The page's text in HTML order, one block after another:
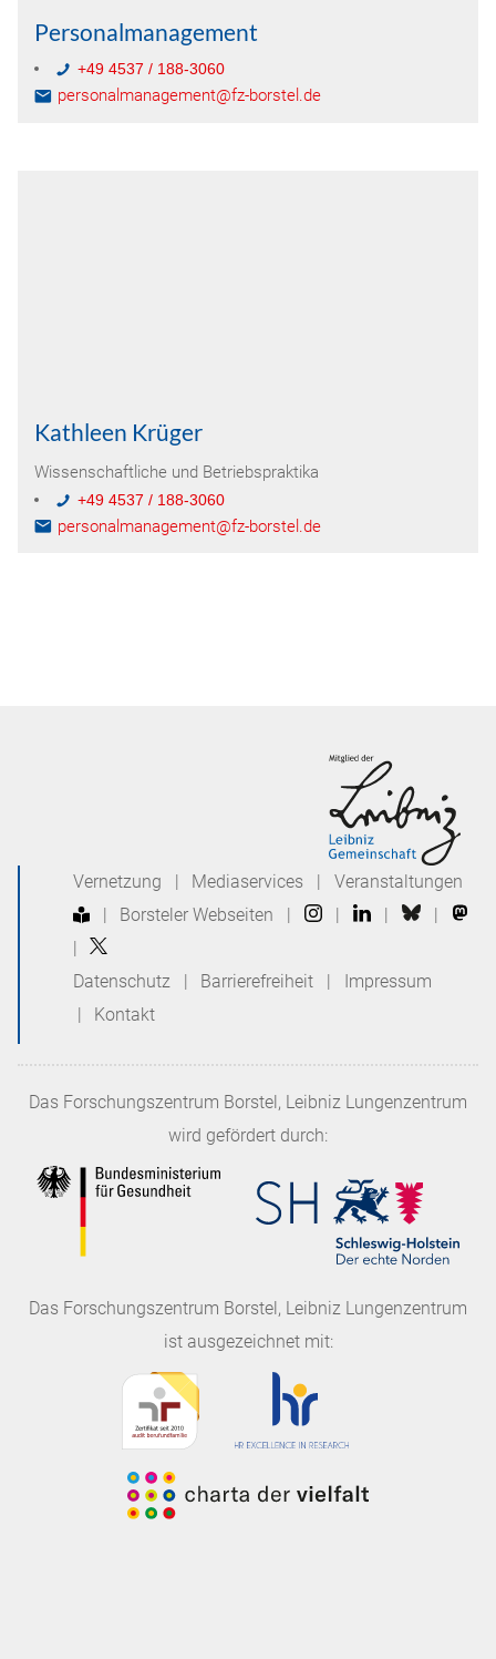
Personalmanagement
+49 4537 / 188-3060
personalmanagement@fz-borstel.de
Kathleen Krüger
Wissenschaftliche und Betriebspraktika
+49 4537 / 188-3060
personalmanagement@fz-borstel.de
Vernetzung | Mediaservices |
Veranstaltungen
|
Borsteler Webseiten | | |
|
|
Datenschutz | Barrierefreiheit |
Impressum
|
Kontakt
Das Forschungszentrum Borstel, Leibniz Lungenzentrum
wird gefördert durch:
Das Forschungszentrum Borstel, Leibniz Lungenzentrum
ist ausgezeichnet mit: